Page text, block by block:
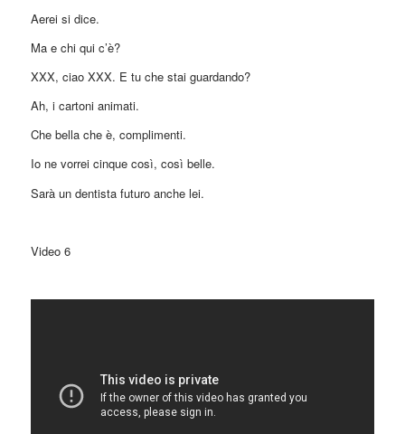
Aerei si dice.
Ma e chi qui c’è?
XXX, ciao XXX. E tu che stai guardando?
Ah, i cartoni animati.
Che bella che è, complimenti.
Io ne vorrei cinque così, così belle.
Sarà un dentista futuro anche lei.
Video 6
Lascia qua il tuo cellulare e Prenotati.